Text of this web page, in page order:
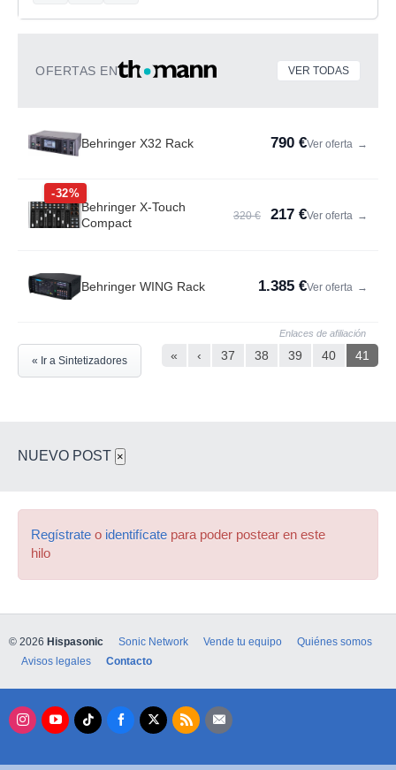
OFERTAS EN VER TODAS
Behringer X32 Rack 790 €Ver oferta →
-32%
Behringer X-Touch
Compact
320 € 217 €Ver oferta →
Behringer WING Rack 1.385 €Ver oferta →
Enlaces de afiliación
« ‹ 37 38 39 40 41
« Ir a Sintetizadores
NUEVO POST ×
Regístrate o identifícate para poder postear en este
hilo
© 2026 Hispasonic Sonic Network Vende tu equipo
Quiénes somos
Avisos legales
Contacto